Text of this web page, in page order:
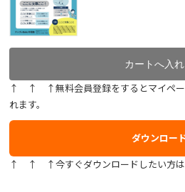
↑ ↑ ↑無料会員登録をするとマイペー
れます。
ダウンロー
↑ ↑ ↑今すぐダウンロードしたい方は